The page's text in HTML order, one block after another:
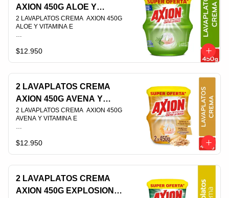
AXION 450G ALOE Y
VITAMINA E
2 LAVAPLATOS CREMA  AXION 450G
ALOE Y VITAMINA E
$12.950
2 LAVAPLATOS CREMA
AXION 450G AVENA Y
VITAMINA E
2 LAVAPLATOS CREMA  AXION 450G
AVENA Y VITAMINA E
$12.950
2 LAVAPLATOS CREMA
AXION 450G EXPLOSION